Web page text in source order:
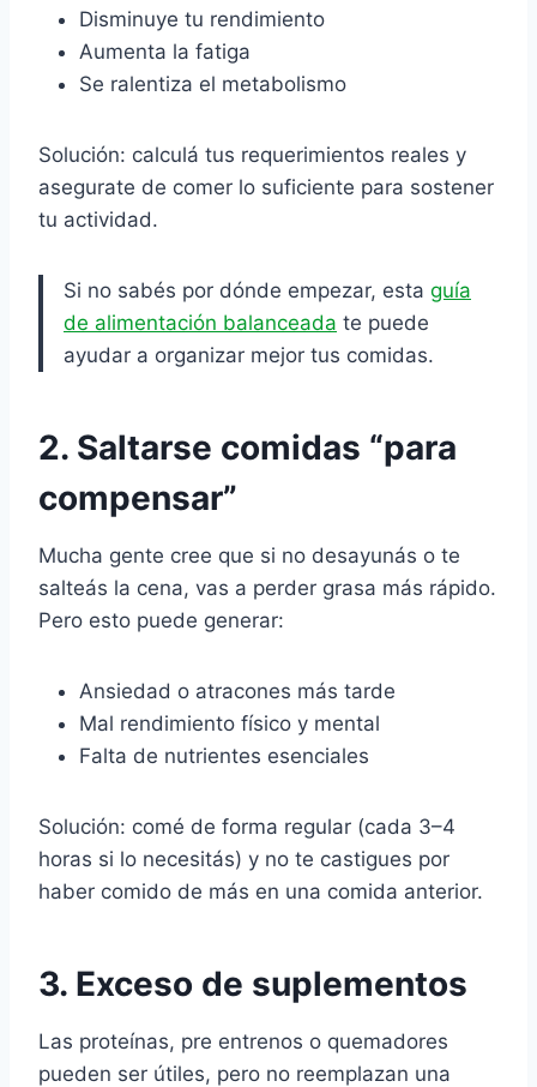
Disminuye tu rendimiento
Aumenta la fatiga
Se ralentiza el metabolismo
Solución: calculá tus requerimientos reales y
asegurate de comer lo suficiente para sostener
tu actividad.
Si no sabés por dónde empezar, esta guía
de alimentación balanceada te puede
ayudar a organizar mejor tus comidas.
2. Saltarse comidas “para
compensar”
Mucha gente cree que si no desayunás o te
salteás la cena, vas a perder grasa más rápido.
Pero esto puede generar:
Ansiedad o atracones más tarde
Mal rendimiento físico y mental
Falta de nutrientes esenciales
Solución: comé de forma regular (cada 3–4
horas si lo necesitás) y no te castigues por
haber comido de más en una comida anterior.
3. Exceso de suplementos
Las proteínas, pre entrenos o quemadores
pueden ser útiles, pero no reemplazan una